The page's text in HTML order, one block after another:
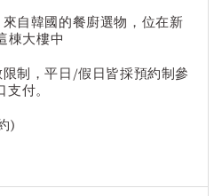
自韓國的餐廚選物，位在新
棟大樓中
制，平日/假日皆採預約制參
付。
)